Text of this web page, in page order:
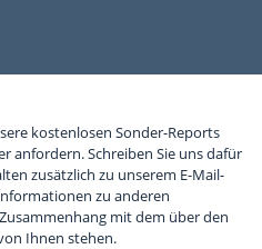
kostenlosen Sonder-Reports
anfordern. Schreiben Sie uns dafür
zusätzlich zu unserem E-Mail-
zu anderen
mit dem über den
Ihnen stehen.